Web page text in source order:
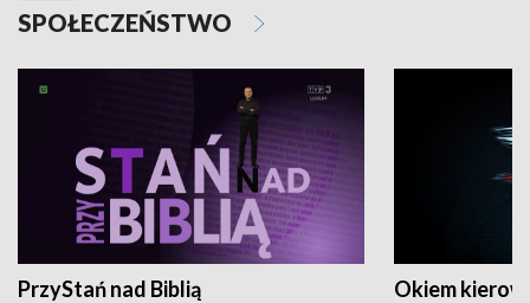
SPOŁECZEŃSTWO
PrzyStań nad Biblią Okiem